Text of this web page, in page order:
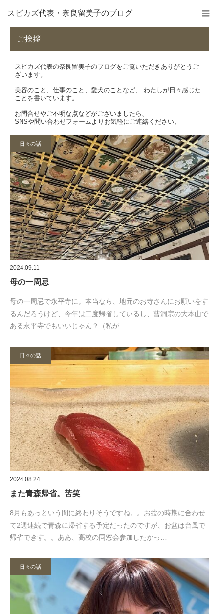
スピカズ代表・奈良留美子のブログ
ご挨拶
スピカズ代表の奈良留美子のブログをご覧いただきありがとうご
ざいます。
美容のこと、仕事のこと、愛犬のことなど、 わたしが日々感じた
ことを書いています。
お問合せやご不明な点などがございましたら、
SNSや問い合わせフォームよりお気軽にご連絡ください。
日々の話
2024.09.11
母の一周忌
母の一周忌で永平寺に。本当なら、地元のお寺さんにお願いをす
るんだろうけど、今年は二度帰省しているし、曹洞宗の大本山で
ある永平寺でもいいじゃん？（私が…
日々の話
2024.08.24
また青森帰省。苦笑
8月もあっという間に終わりそうですね。。お盆の時期に合わせ
て2週連続で青森に帰省する予定だったのですが、お盆は台風で
帰省できす。。ああ、高校の同窓会参加したかっ…
日々の話